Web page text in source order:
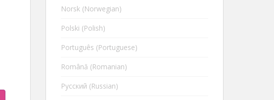
Norsk (Norwegian)
Polski (Polish)
Português (Portuguese)
Română (Romanian)
Русский (Russian)